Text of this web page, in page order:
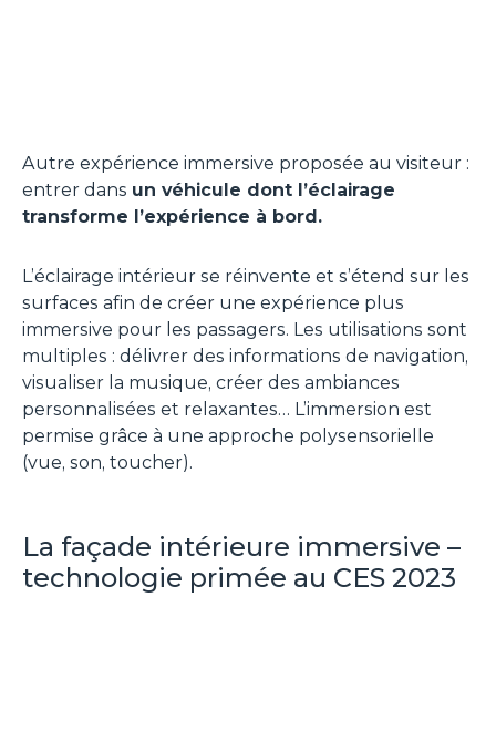
Autre expérience immersive proposée au visiteur :
entrer dans un véhicule dont l’éclairage
transforme l’expérience à bord.
L’éclairage intérieur se réinvente et s’étend sur les
surfaces afin de créer une expérience plus
immersive pour les passagers. Les utilisations sont
multiples : délivrer des informations de navigation,
visualiser la musique, créer des ambiances
personnalisées et relaxantes… L’immersion est
permise grâce à une approche polysensorielle
(vue, son, toucher).
La façade intérieure immersive –
technologie primée au CES 2023